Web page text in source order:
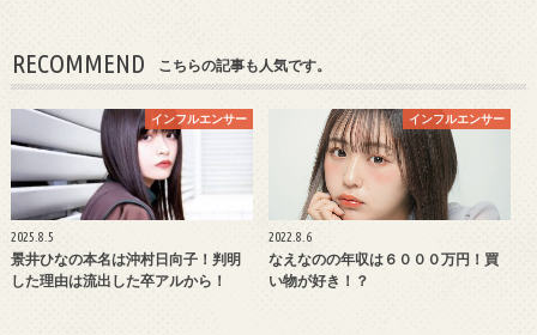
RECOMMEND こちらの記事も人気です。
インフルエンサー
2025.8.5
景井ひなの本名は沖村日向子！判明
した理由は流出した卒アルから！
インフルエンサー
2022.8.6
なえなのの年収は６０００万円！買
い物が好き！？